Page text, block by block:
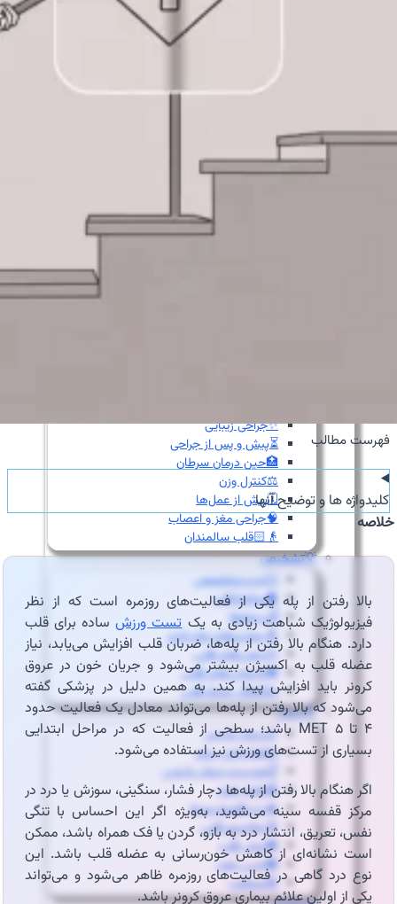
🧪کانتراست اکو
🫀اکو داپلر بافتی TDI
💪استرین اکو
📉نوار قلب
⌚هولتر فشارخون
💓هولتر ضربان قلب
✨جراحی زیبایی
⏳پیش و پس از جراحی
🏥حین درمان سرطان
⚖️کنترل وزن
🗓️پیش از عمل‌ها
🧠جراحی مغز و اعصاب
👴🏻قلب سالمندان
💡تشخیص
👨‍⚕️ویزیت‌تخصصی
🫀ساختارقلب
🎚️دریچه‌ها
🧬بیماری‌های مادرزادی
⚡آریتمی‌های قلبی
💔نارسایی‌های قلبی
♨️گرفتگی عروق قلبی
💊درمان
🦵درمان واریس
🫁فشارخون ریوی
📋مدیریت درمان دارویی
🩸فشار خون
🔥درد قفسه سینه
🦠رماتیسم قلبی
💓تپش قلب
🍔چربی خون
😵سنکوپ
فهرست مطالب
کلیدواژه ها و توضیح آنها
خلاصه
بالا رفتن از پله یکی از فعالیت‌های روزمره است که از نظر
فیزیولوژیک شباهت زیادی به یکتست ورزشساده برای قلب
دارد. هنگام بالا رفتن از پله‌ها، ضربان قلب افزایش می‌یابد، نیاز
عضله قلب به اکسیژن بیشتر می‌شود و جریان خون در عروق
کرونر باید افزایش پیدا کند. به همین دلیل در پزشکی گفته
می‌شود که بالا رفتن از پله‌ها می‌تواند معادل یک فعالیت حدود
۴ تا ۵ MET باشد؛ سطحی از فعالیت که در مراحل ابتدایی
بسیاری از تست‌های ورزش نیز استفاده می‌شود.
اگر هنگام بالا رفتن از پله‌ها دچار فشار، سنگینی، سوزش یا درد در
مرکز قفسه سینه می‌شوید، به‌ویژه اگر این احساس با تنگی
نفس، تعریق، انتشار درد به بازو، گردن یا فک همراه باشد، ممکن
است نشانه‌ای از کاهش خون‌رسانی به عضله قلب باشد. این
نوع درد گاهی در فعالیت‌های روزمره ظاهر می‌شود و می‌تواند
یکی از اولین علائم بیماری عروق کرونر باشد.